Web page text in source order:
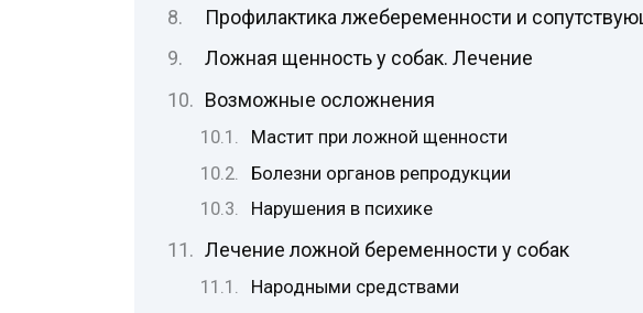
Профилактика лжебеременности и
Ложная щенность у собак. Лечение
Возможные осложнения
Мастит при ложной щенности
Болезни органов репродукции
Нарушения в психике
Лечение ложной беременности у собак
Народными средствами